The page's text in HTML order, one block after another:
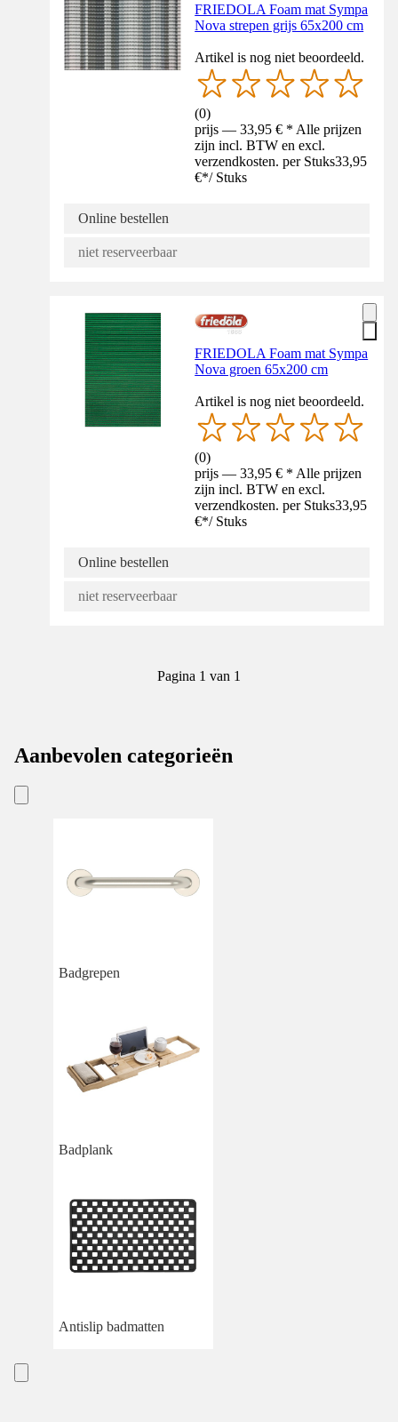
FRIEDOLA Foam mat Sympa
Nova strepen grijs 65x200 cm
Artikel is nog niet beoordeeld.
(0)
prijs — 33,95 € * Alle prijzen
zijn incl. BTW en excl.
verzendkosten. per Stuks33,95
€*/ Stuks
Online bestellen
niet reserveerbaar
FRIEDOLA Foam mat Sympa
Nova groen 65x200 cm
Artikel is nog niet beoordeeld.
(0)
prijs — 33,95 € * Alle prijzen
zijn incl. BTW en excl.
verzendkosten. per Stuks33,95
€*/ Stuks
Online bestellen
niet reserveerbaar
Pagina 1 van 1
Aanbevolen categorieën
Badgrepen
Badplank
Antislip badmatten